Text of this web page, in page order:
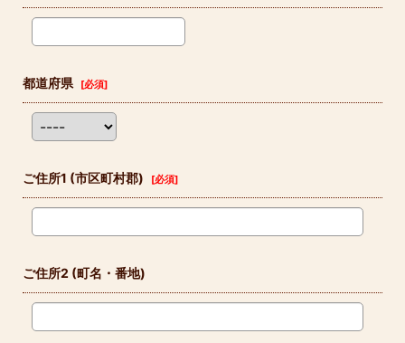
都道府県 [必須]
ご住所1 (市区町村郡) [必須]
ご住所2 (町名・番地)